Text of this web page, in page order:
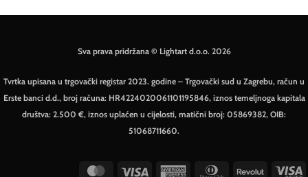
Sva prava pridržana © Lightart d.o.o. 2026
Tvrtka upisana u trgovački registar 2023. godine – Trgovački sud u Zagrebu, račun u
Erste banci d.d., broj računa: HR4224020061101195846, iznos temeljnoga kapitala
društva: 2.500 €, iznos uplaćen u cijelosti, matični broj: 05869382, OIB:
51068711660.
MasterCardVisa
American
Dinners Revolut